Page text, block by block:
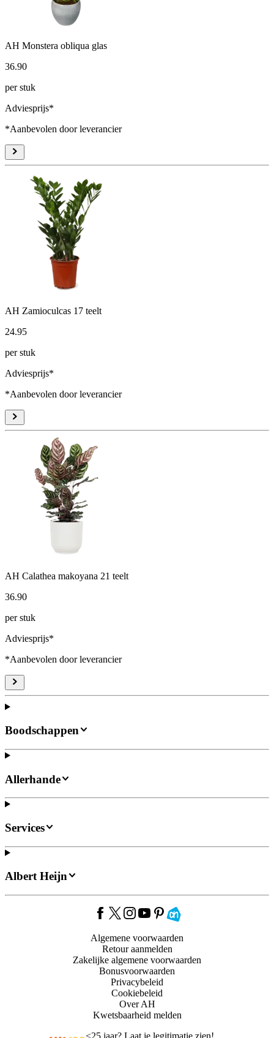
AH Monstera obliqua glas
36.90
per stuk
Adviesprijs*
*Aanbevolen door leverancier
AH Zamioculcas 17 teelt
24.95
per stuk
Adviesprijs*
*Aanbevolen door leverancier
AH Calathea makoyana 21 teelt
36.90
per stuk
Adviesprijs*
*Aanbevolen door leverancier
Boodschappen
Allerhande
Services
Albert Heijn
Algemene voorwaarden
Retour aanmelden
Zakelijke algemene voorwaarden
Bonusvoorwaarden
Privacybeleid
Cookiebeleid
Over AH
Kwetsbaarheid melden